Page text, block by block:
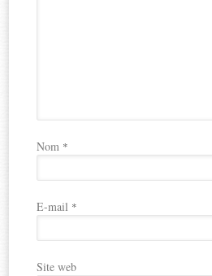
Nom *
E-mail *
Site web